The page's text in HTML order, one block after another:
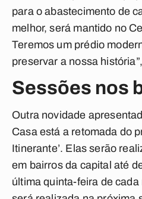
para o abastecimento de
melhor, será mantido no
Teremos um prédio
preservar a nossa
Sessões nos
Outra novidade
Casa está a retomada do
Itinerante’. Elas serão
em bairros da capital até
última quinta-feira de